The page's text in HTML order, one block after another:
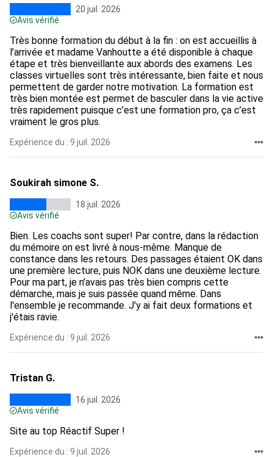
20 juil. 2026
Avis vérifié
Très bonne formation du début à la fin : on est accueillis à
l’arrivée et madame Vanhoutte a été disponible à chaque
étape et très bienveillante aux abords des examens. Les
classes virtuelles sont très intéressante, bien faite et nous
permettent de garder notre motivation. La formation est
très bien montée est permet de basculer dans la vie active
très rapidement puisque c’est une formation pro, ça c’est
vraiment le gros plus.
Expérience du : 9 juil. 2026
Soukirah simone S.
18 juil. 2026
Avis vérifié
Bien. Les coachs sont super! Par contre, dans la rédaction
du mémoire on est livré à nous-même. Manque de
constance dans les retours. Des passages étaient OK dans
une première lecture, puis NOK dans une deuxième lecture.
Pour ma part, je n'avais pas très bien compris cette
démarche, mais je suis passée quand même. Dans
l'ensemble je recommande. J'y ai fait deux formations et
j'étais ravie.
Expérience du : 9 juil. 2026
Tristan G.
16 juil. 2026
Avis vérifié
Site au top Réactif Super !
Expérience du : 9 juil. 2026